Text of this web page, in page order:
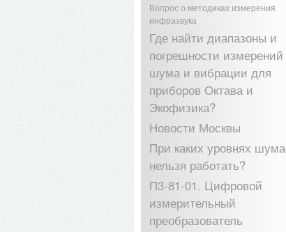
Вопрос о методиках измерения
инфразвука
Где найти диапазоны и
погрешности измерений
шума и вибрации для
приборов Октава и
Экофизика?
Новости Москвы
При каких уровнях шума
нельзя работать?
П3-81-01. Цифровой
измерительный
преобразователь